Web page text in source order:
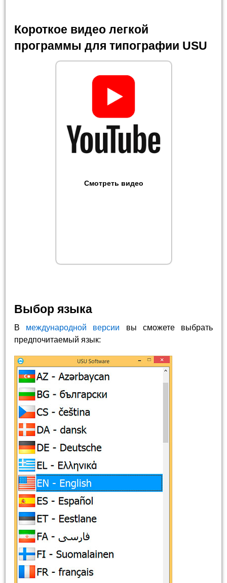
Короткое видео легкой
программы для типографии USU
Смотреть видео
Выбор языка
В международной версии вы сможете выбрать
предпочитаемый язык: